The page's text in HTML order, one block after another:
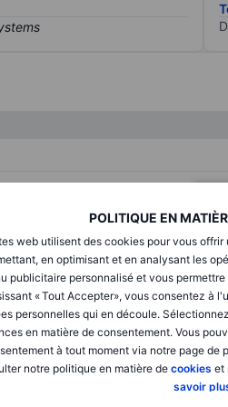
POLITIQUE EN
web utilisent des cookies pour vous
en optimisant et en analysant les
publicitaire personnalisé et vous
« Tout Accepter», vous consentez à
personnelles qui en découle.
en matière de consentement. Vous
à tout moment via notre page de
notre politique en matière de cookies et
savoir